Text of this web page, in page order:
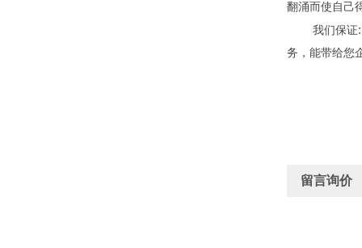
翻涌而使自己
我们保证
务，能带给您
留言询价